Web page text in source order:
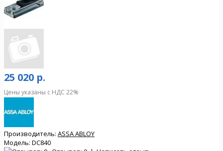
25 020 р.
Цены указаны с НДС 22%
Производитель: ASSA ABLOY
Модель: DC840